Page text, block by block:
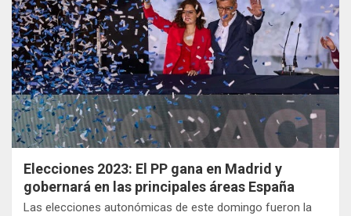
Elecciones 2023: El PP gana en Madrid y
gobernará en las principales áreas España
Las elecciones autonómicas de este domingo fueron la